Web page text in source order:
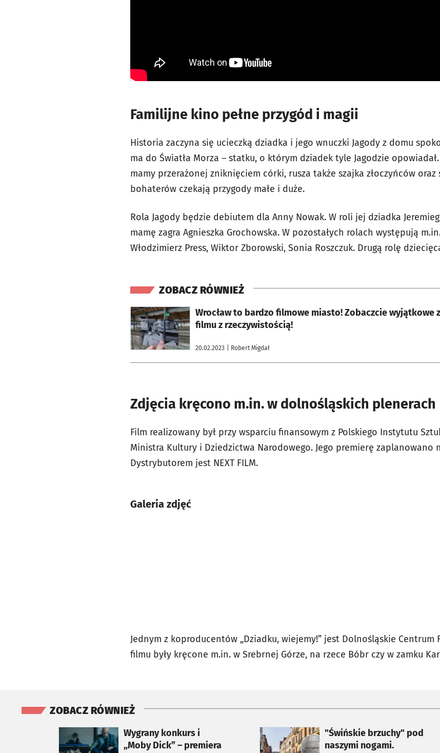
Familijne kino pełne przygód i magii
Historia zaczyna się ucieczką dziadka i jego wnuczki Jagody z domu
ma do Światła Morza – statku, o którym dziadek tyle Jagodzie
mamy przerażonej zniknięciem córki, rusza także szajka złoczyńców oraz
bohaterów czekają przygody małe i duże.
Rola Jagody będzie debiutem dla Anny Nowak. W roli jej dziadka
mamę zagra Agnieszka Grochowska. W pozostałych rolach występują
Włodzimierz Press, Wiktor Zborowski, Sonia Roszczuk. Drugą rolę
ZOBACZ RÓWNIEŻ
Wrocław to bardzo filmowe miasto! Zobaczcie wyjątkowe
filmu z rzeczywistością!
20.02.2023 | Robert Migdał
otworzy się w nowej karcie
Zdjęcia kręcono m.in. w dolnośląskich plenerach
Film realizowany był przy wsparciu finansowym z Polskiego Instytutu
Ministra Kultury i Dziedzictwa Narodowego. Jego premierę zaplanowano
Dystrybutorem jest NEXT FILM.
Galeria zdjęć
Jednym z koproducentów „Dziadku, wiejemy!” jest Dolnośląskie Centrum
filmu były kręcone m.in. w Srebrnej Górze, na rzece Bóbr czy w zamku
ZOBACZ RÓWNIEŻ
Wygrany konkurs i
„Moby Dick” – premiera
otworzy się w nowej karcie
"Świńskie brzuchy" pod
naszymi nogami.
otworzy się w nowej karcie